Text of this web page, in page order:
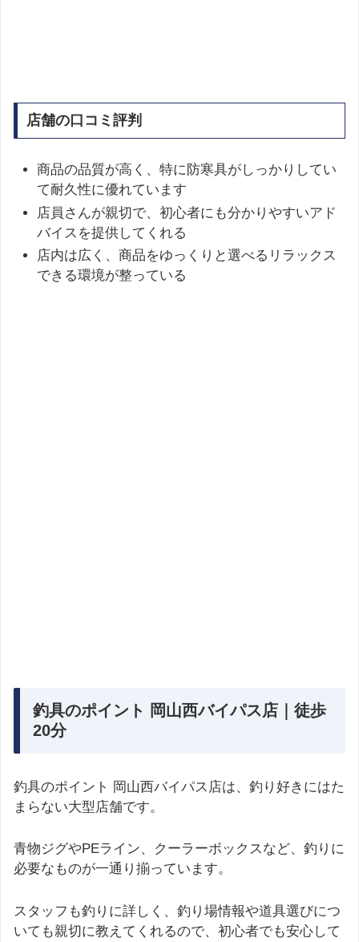
店舗の口コミ評判
商品の品質が高く、特に防寒具がしっかりしてい
て耐久性に優れています
店員さんが親切で、初心者にも分かりやすいアド
バイスを提供してくれる
店内は広く、商品をゆっくりと選べるリラックス
できる環境が整っている
釣具のポイント 岡山西バイパス店｜徒歩
20分
釣具のポイント 岡山西バイパス店は、釣り好きにはた
まらない大型店舗です。
青物ジグやPEライン、クーラーボックスなど、釣りに
必要なものが一通り揃っています。
スタッフも釣りに詳しく、釣り場情報や道具選びにつ
いても親切に教えてくれるので、初心者でも安心して